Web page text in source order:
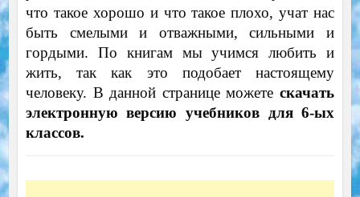
что такое хорошо и что такое плохо, учат нас
быть смелыми и отважными, сильными и
гордыми. По книгам мы учимся любить и
жить, так как это подобает настоящему
человеку. В данной странице можетескачать
электронную версию учебников для 6-ых
классов.